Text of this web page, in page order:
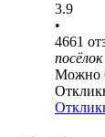
3.9
•
4661
Можно